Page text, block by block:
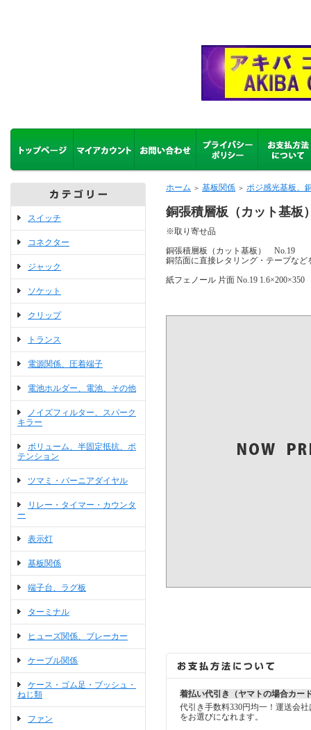
スイッチ
コネクター
ジャック
ソケット
クリップ
トランス
電源関係、圧着端子
電池ホルダー、電池、その他
ノイズフィルター、スパーク
キラー
ボリューム、半固定抵抗、ポ
テンション
ツマミ・バーニアダイヤル
リレー・タイマー・カウンタ
ー
表示灯
基板関係
端子台、ラグ板
ターミナル
ヒューズ関係、ブレーカー
ケーブル関係
ケース・ゴム足・ブッシュ・
ねじ類
ファン
ホーム ＞ 基板関係 ＞ ポジ感光基板、
銅張積層板（カット基
※取り寄せ品
銅張積層板（カット基板） No.19
銅箔面に直接レタリング・テープな
紙フェノール 片面 No.19 1.6×200×350
着払い代引き（ヤマトの場合カー
代引き手数料330円均一！運送会
をお選びになれます。